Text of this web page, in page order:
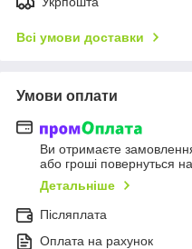
Всі умови доставки
Умови оплати
Ви отримаєте
або гроші повернуться
Детальніше
Післяплата
Оплата на рахунок